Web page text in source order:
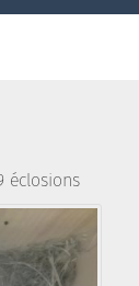
éclosions